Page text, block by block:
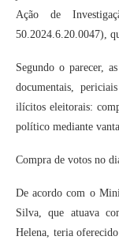
Ação de
50.2024.6.20.0047),
Segundo o parecer,
documentais,
ilícitos eleitorais:
político mediante
Compra de votos no
De acordo com o
Silva, que atuava
Helena, teria